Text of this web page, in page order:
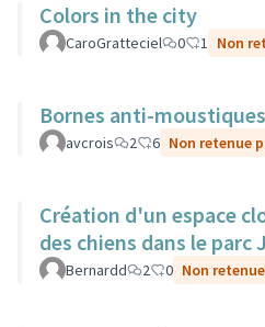
Colors in the city
CaroGratteciel 0 1 Non
Bornes anti-moustiques
avcrois 2 6 Non retenue
Création d'un espace
des chiens dans le parc
Bernardd 2 0 Non